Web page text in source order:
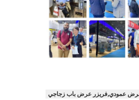
عرض عمودي,فريزر عرض باب زجاجي